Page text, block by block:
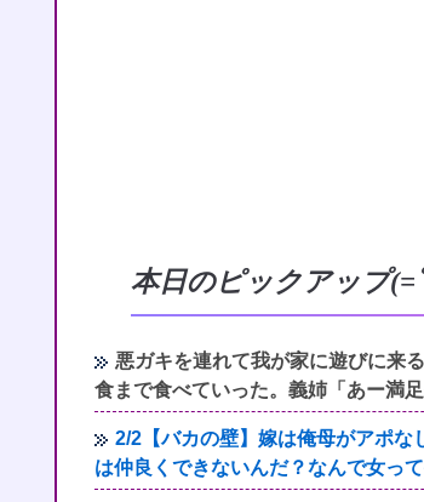
本日のピックアップ(=
悪ガキを連れて我が家に遊びに来
食まで食べていった。義姉「あー満
2/2【バカの壁】嫁は俺母がアポ
は仲良くできないんだ？なんで女っ